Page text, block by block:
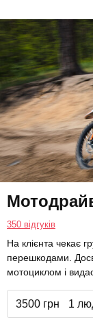
350 відгуків
На клієнта чекає
перешкодами.
мотоциклом і
3500 грн 1